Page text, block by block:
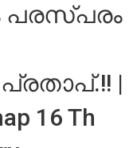
പരസ്പരം
|
16 Th